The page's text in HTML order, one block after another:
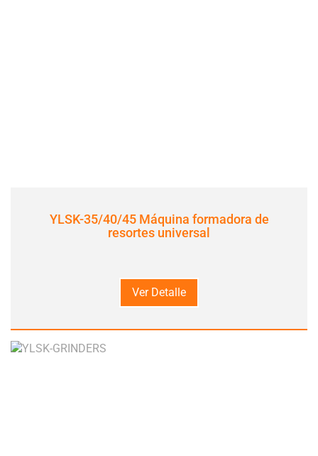
YLSK-35/40/45 Máquina formadora de
resortes universal
Ver Detalle